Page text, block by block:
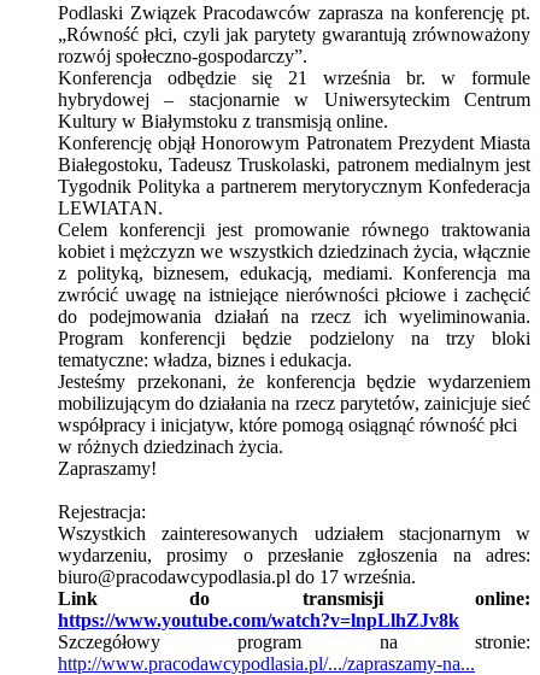
Podlaski Związek Pracodawców zaprasza na konferencję pt.
„Równość płci, czyli jak parytety gwarantują zrównoważony
rozwój społeczno-gospodarczy”.
Konferencja odbędzie się 21 września br. w formule
hybrydowej – stacjonarnie w Uniwersyteckim Centrum
Kultury w Białymstoku z transmisją online.
Konferencję objął Honorowym Patronatem Prezydent Miasta
Białegostoku, Tadeusz Truskolaski, patronem medialnym jest
Tygodnik Polityka a partnerem merytorycznym Konfederacja
LEWIATAN.
Celem konferencji jest promowanie równego traktowania
kobiet i mężczyzn we wszystkich dziedzinach życia, włącznie
z polityką, biznesem, edukacją, mediami. Konferencja ma
zwrócić uwagę na istniejące nierówności płciowe i zachęcić
do podejmowania działań na rzecz ich wyeliminowania.
Program konferencji będzie podzielony na trzy bloki
tematyczne: władza, biznes i edukacja.
Jesteśmy przekonani, że konferencja będzie wydarzeniem
mobilizującym do działania na rzecz parytetów, zainicjuje sieć
współpracy i inicjatyw, które pomogą osiągnąć równość płci
w różnych dziedzinach życia.
Zapraszamy!
Rejestracja:
Wszystkich zainteresowanych udziałem stacjonarnym w
wydarzeniu, prosimy o przesłanie zgłoszenia na adres:
biuro@pracodawcypodlasia.pl do 17 września.
Link do transmisji online:
https://www.youtube.com/watch?v=lnpLlhZJv8k
Szczegółowy program na stronie:
http://www.pracodawcypodlasia.pl/.../zapraszamy-na...